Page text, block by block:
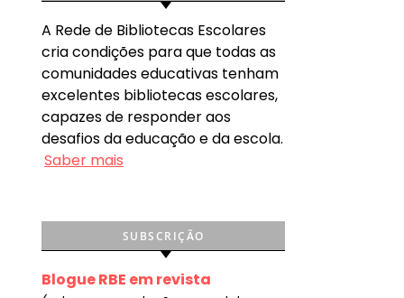
A Rede de Bibliotecas Escolares
cria condições para que todas as
comunidades educativas tenham
excelentes bibliotecas escolares,
capazes de responder aos
desafios da educação e da escola.
Saber mais
SUBSCRIÇÃO
Blogue RBE em revista